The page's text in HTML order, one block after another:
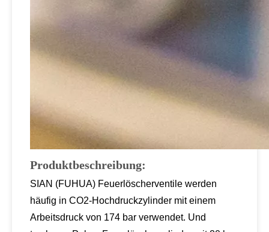
Produktbeschreibung:
SIAN (FUHUA) Feuerlöscherventile werden
häufig in CO2-Hochdruckzylinder mit einem
Arbeitsdruck von 174 bar verwendet. Und